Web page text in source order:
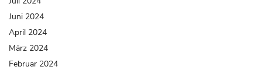
Juni 2024
April 2024
März 2024
Februar 2024